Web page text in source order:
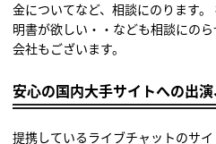
金についてなど、相談にのります
明書が欲しい・・なども相談にの
会社もございます。
安心の国内大手サイトへの出
提携しているライブチャットのサ